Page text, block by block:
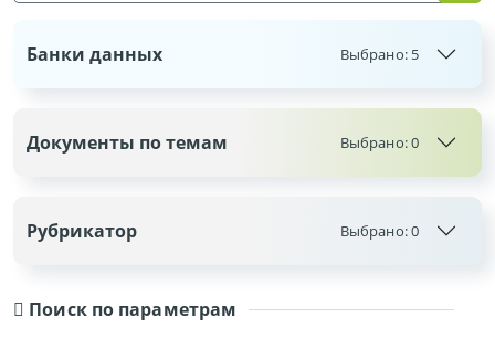
Поиск по параметрам
Банки данных Выбрано: 5
Документы по темам Выбрано:0
Рубрикатор Выбрано:0